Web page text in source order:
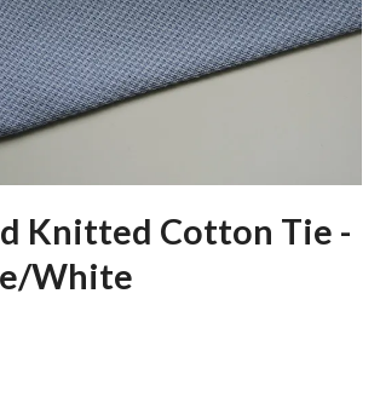
Knitted Cotton Tie -
White